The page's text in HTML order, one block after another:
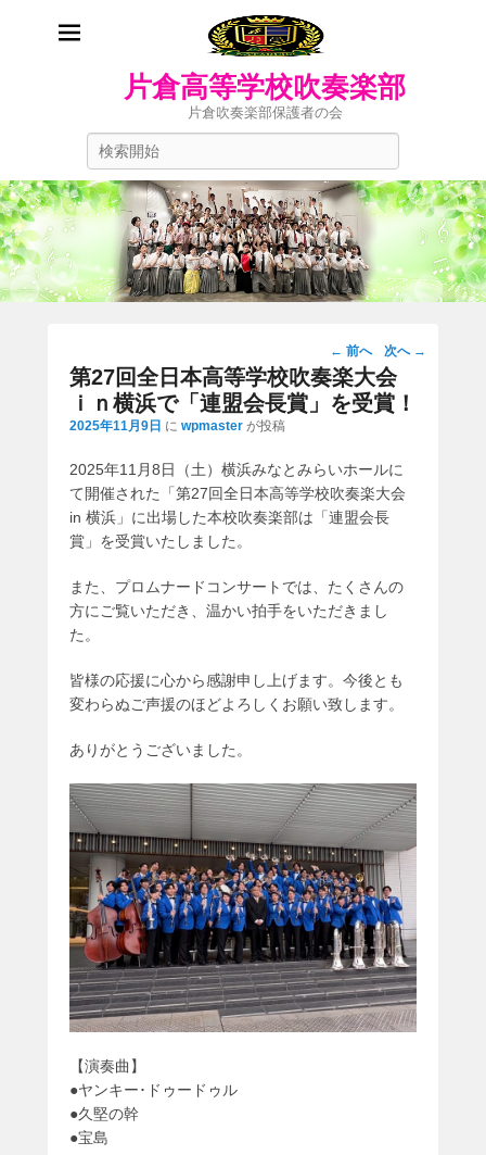
片倉高等学校吹奏楽部
片倉吹奏楽部保護者の会
開
始
投
稿
ナ
ビ
ー
シ
ョ
← 前へ 次へ →
第27回全日本高等学校吹奏楽大会
ｉｎ横浜で「連盟会長賞」を受賞！
2025年11月9日 に wpmaster が投稿
2025年11月8日（土）横浜みなとみらいホールに
て開催された「第27回全日本高等学校吹奏楽大会
in 横浜」に出場した本校吹奏楽部は「連盟会長
賞」を受賞いたしました。
また、プロムナードコンサートでは、たくさんの
方にご覧いただき、温かい拍手をいただきまし
た。
皆様の応援に心から感謝申し上げます。今後とも
変わらぬご声援のほどよろしくお願い致します。
ありがとうございました。
【演奏曲】
●ヤンキー･ドゥードゥル
●久堅の幹
●宝島